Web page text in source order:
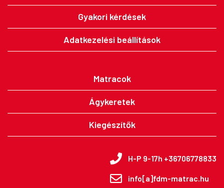
Gyakori kérdések
Adatkezelési beállítások
Matracok
Ágykeretek
Kiegészítők
H-P 9-17h +36706778833
info[a]fdm-matrac.hu